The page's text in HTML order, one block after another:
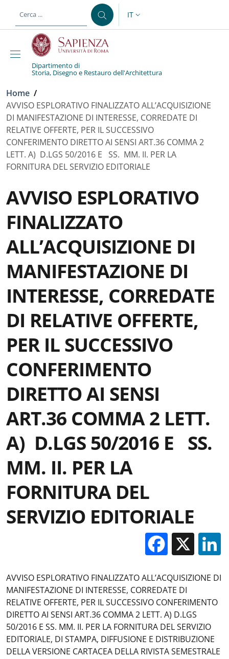
al contenuto principale
SELETTORE LINGUA:
IT
Dipartimento di
Storia, Disegno e Restauro dell'Architettura
Briciole di pane
Home /
AVVISO ESPLORATIVO FINALIZZATO ALL’ACQUISIZIONE
DI MANIFESTAZIONE DI INTERESSE, CORREDATE DI
RELATIVE OFFERTE, PER IL SUCCESSIVO
CONFERIMENTO DIRETTO AI SENSI ART.36 COMMA 2
LETT. A) D.LGS 50/2016 E SS. MM. II. PER LA
FORNITURA DEL SERVIZIO EDITORIALE
AVVISO ESPLORATIVO
FINALIZZATO
ALL’ACQUISIZIONE DI
MANIFESTAZIONE DI
INTERESSE, CORREDATE
DI RELATIVE OFFERTE,
PER IL SUCCESSIVO
CONFERIMENTO
DIRETTO AI SENSI
ART.36 COMMA 2 LETT.
A) D.LGS 50/2016 E SS.
MM. II. PER LA
FORNITURA DEL
SERVIZIO EDITORIALE
X
AVVISO ESPLORATIVO FINALIZZATO ALL’ACQUISIZIONE DI
MANIFESTAZIONE DI INTERESSE, CORREDATE DI
RELATIVE OFFERTE, PER IL SUCCESSIVO CONFERIMENTO
DIRETTO AI SENSI ART.36 COMMA 2 LETT. A) D.LGS
50/2016 E SS. MM. II. PER LA FORNITURA DEL SERVIZIO
EDITORIALE, DI STAMPA, DIFFUSIONE E DISTRIBUZIONE
DELLA VERSIONE CARTACEA DELLA RIVISTA SEMESTRALE